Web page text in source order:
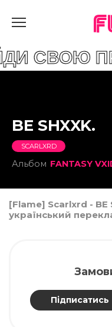
BE SHXXK.
SCARLXRD
Альбом FANTASY
[Flame] Scarlxrd - BE
український
Підписатись